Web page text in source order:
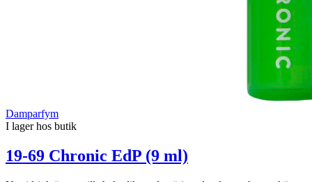
Damparfym
I lager hos butik
19-69 Chronic EdP (9 ml)